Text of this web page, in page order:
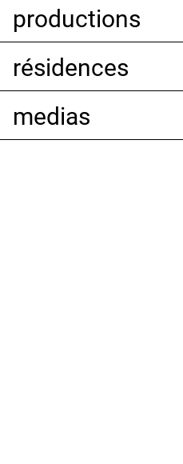
productions
résidences
medias